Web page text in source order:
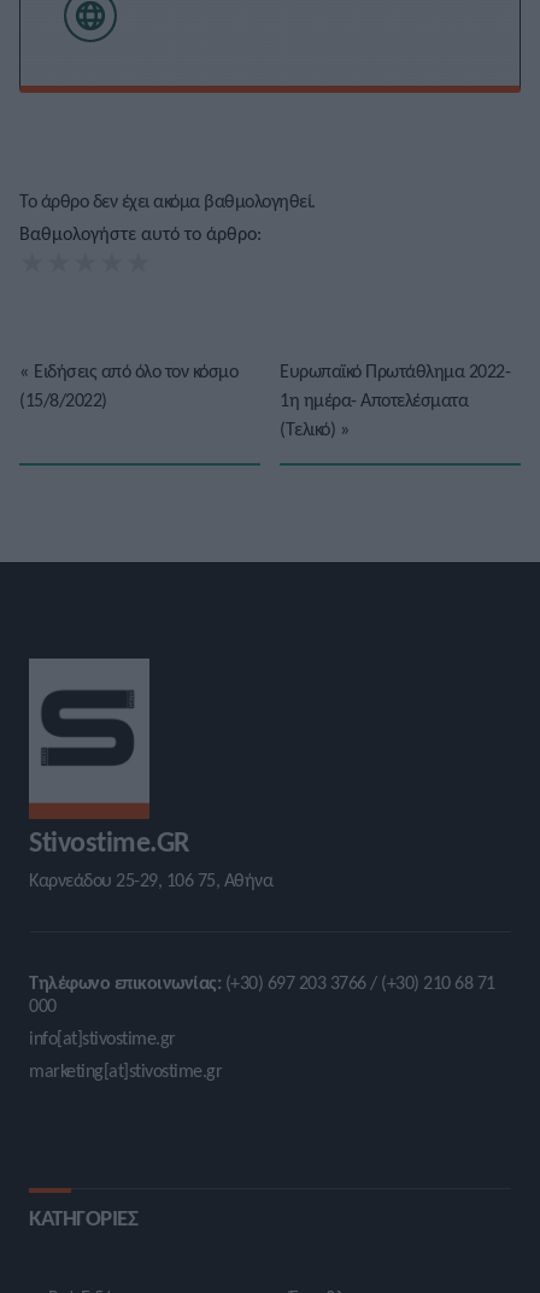
Το άρθρο δεν έχει ακόμα βαθμολογηθεί.
Βαθμολογήστε αυτό το άρθρο:
« Ειδήσεις από όλο τον κόσμο
(15/8/2022)
Ευρωπαϊκό Πρωτάθλημα 2022-
1η ημέρα- Αποτελέσματα
(Τελικό) »
Stivostime.GR
Καρνεάδου 25-29, 106 75, Αθήνα
Τηλέφωνο επικοινωνίας: (+30) 697 203 3766 / (+30) 210 68 71
000
info[at]stivostime.gr
marketing[at]stivostime.gr
ΚΑΤΗΓΟΡΙΕΣ